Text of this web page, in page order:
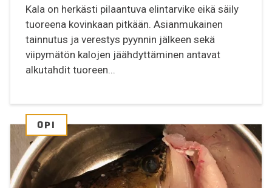
Kala on herkästi pilaantuva elintarvike eikä säily
tuoreena kovinkaan pitkään. Asianmukainen
tainnutus ja verestys pyynnin jälkeen sekä
viipymätön kalojen jäähdyttäminen antavat
alkutahdit tuoreen...
OPI